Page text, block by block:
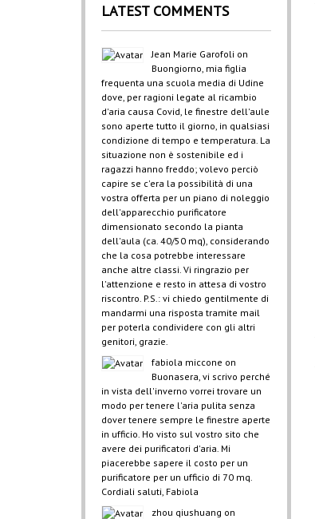
LATEST COMMENTS
Jean Marie Garofoli on
Buongiorno, mia figlia
frequenta una scuola media di Udine
dove, per ragioni legate al ricambio
d'aria causa Covid, le finestre dell'aule
sono aperte tutto il giorno, in qualsiasi
condizione di tempo e temperatura. La
situazione non è sostenibile ed i
ragazzi hanno freddo; volevo perciò
capire se c'era la possibilità di una
vostra offerta per un piano di noleggio
dell'apparecchio purificatore
dimensionato secondo la pianta
dell'aula (ca. 40/50 mq), considerando
che la cosa potrebbe interessare
anche altre classi. Vi ringrazio per
l'attenzione e resto in attesa di vostro
riscontro. P.S.: vi chiedo gentilmente di
mandarmi una risposta tramite mail
per poterla condividere con gli altri
genitori, grazie.
fabiola miccone on
Buonasera, vi scrivo perché
in vista dell'inverno vorrei trovare un
modo per tenere l'aria pulita senza
dover tenere sempre le finestre aperte
in ufficio. Ho visto sul vostro sito che
avere dei purificatori d'aria. Mi
piacerebbe sapere il costo per un
purificatore per un ufficio di 70 mq.
Cordiali saluti, Fabiola
zhou qiushuang on